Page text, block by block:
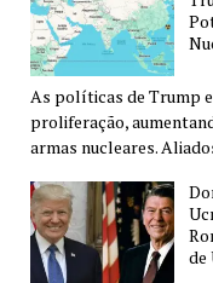
As políticas de Trump
proliferação,
armas nucleares.
de